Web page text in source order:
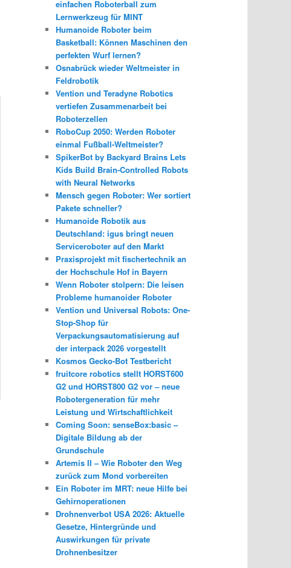
einfachen Roboterball zum
Lernwerkzeug für MINT
Humanoide Roboter beim
Basketball: Können Maschinen den
perfekten Wurf lernen?
Osnabrück wieder Weltmeister in
Feldrobotik
Vention und Teradyne Robotics
vertiefen Zusammenarbeit bei
Roboterzellen
RoboCup 2050: Werden Roboter
einmal Fußball-Weltmeister?
SpikerBot by Backyard Brains Lets
Kids Build Brain-Controlled Robots
with Neural Networks
Mensch gegen Roboter: Wer sortiert
Pakete schneller?
Humanoide Robotik aus
Deutschland: igus bringt neuen
Serviceroboter auf den Markt
Praxisprojekt mit fischertechnik an
der Hochschule Hof in Bayern
Wenn Roboter stolpern: Die leisen
Probleme humanoider Roboter
Vention und Universal Robots: One-
Stop-Shop für
Verpackungsautomatisierung auf
der interpack 2026 vorgestellt
Kosmos Gecko-Bot Testbericht
fruitcore robotics stellt HORST600
G2 und HORST800 G2 vor – neue
Robotergeneration für mehr
Leistung und Wirtschaftlichkeit
Coming Soon: senseBox:basic –
Digitale Bildung ab der
Grundschule
Artemis II – Wie Roboter den Weg
zurück zum Mond vorbereiten
Ein Roboter im MRT: neue Hilfe bei
Gehirnoperationen
Drohnenverbot USA 2026: Aktuelle
Gesetze, Hintergründe und
Auswirkungen für private
Drohnenbesitzer